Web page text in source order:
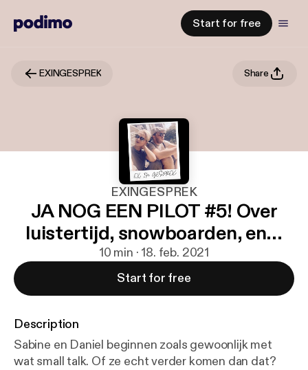
Start for free
EXINGESPREK Share
EXINGESPREK
JA NOG EEN PILOT #5! Over
luistertijd, snowboarden, en...
10 min · 18. feb. 2021
Start for free
Description
Sabine en Daniel beginnen zoals gewoonlijk met
wat small talk. Of ze echt verder komen dan dat?